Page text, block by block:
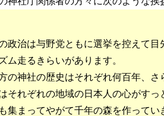
政治は与野党ともに選挙を控えて目
ム走るきらいがあります。
の神社の歴史はそれぞれ何百年、さ
それぞれの地域の日本人の心がす
集まってやがて千年の森を作ってい